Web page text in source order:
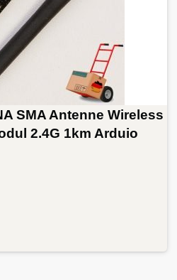
SMA Antenne Wireless
2.4G 1km Arduio